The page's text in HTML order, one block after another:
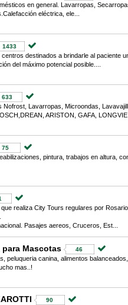
en general. Lavarropas,
eléctrica, ele...
1433
centros destinados a brindarle al paciente
del máximo potencial posible....
633
Nofrost, Lavarropas, Microondas,
ARISTON, GAFA,
75
pintura, trabajos en altura,
realiza City Tours regulares por
Pasajes aereos, Cruceros, Est...
para Mascotas 46
peluqueria canina, alimentos
mas..!
90